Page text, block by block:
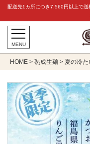
配送先1カ所につき7,560円以上で
MENU
HOME 熟成生麺 夏の冷た